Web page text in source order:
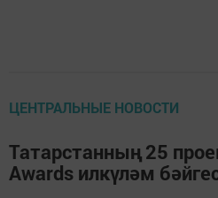
ЦЕНТРАЛЬНЫЕ НОВОСТИ
Татарстанның 25
Awards илкүләм